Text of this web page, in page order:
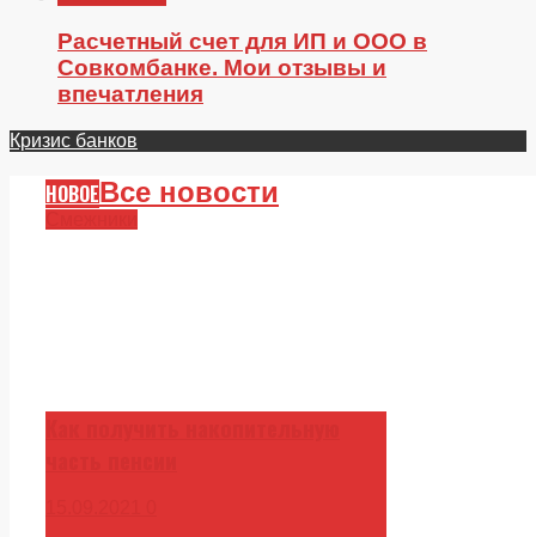
Расчетный счет для ИП и ООО в
Совкомбанке. Мои отзывы и
впечатления
Кризис банков
НОВОЕВсе новости